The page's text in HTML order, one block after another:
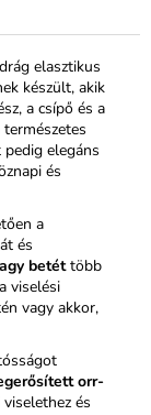
elasztikus
készült, akik
a csípő és a
elegáns
és
a
és
betéttöbb
viselési
vagy akkor,
orr-
és